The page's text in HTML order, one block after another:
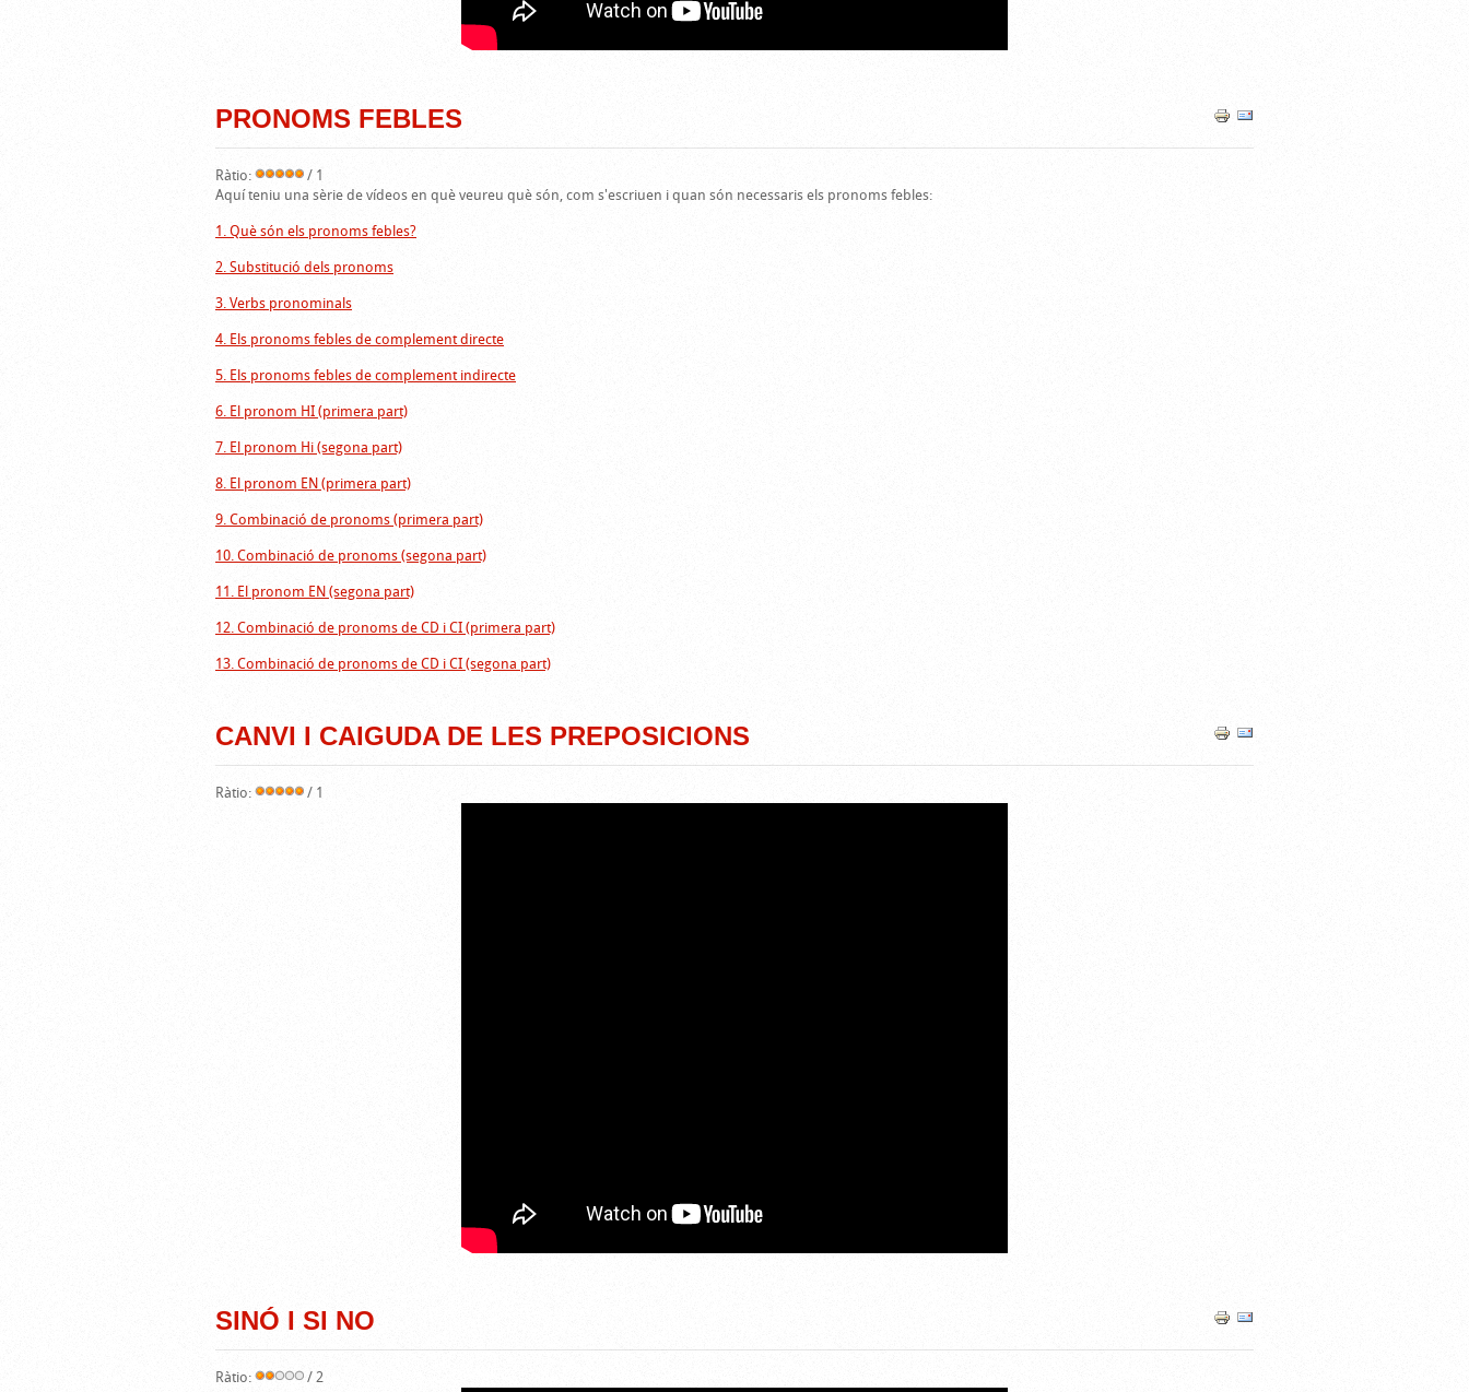
PRONOMS FEBLES
Ràtio:
/ 1
Aquí teniu una sèrie de vídeos en què veureu què són, com s'escriuen i quan són necessaris els pronoms febles:
1. Què són els pronoms febles?
2. Substitució dels pronoms
3. Verbs pronominals
4. Els pronoms febles de complement directe
5. Els pronoms febles de complement indirecte
6. El pronom HI (primera part)
7. El pronom Hi (segona part)
8. El pronom EN (primera part)
9. Combinació de pronoms (primera part)
10. Combinació de pronoms (segona part)
11. El pronom EN (segona part)
12. Combinació de pronoms de CD i CI (primera part)
13. Combinació de pronoms de CD i CI (segona part)
CANVI I CAIGUDA DE LES PREPOSICIONS
Ràtio: / 1
SINÓ I SI NO
Ràtio: / 2